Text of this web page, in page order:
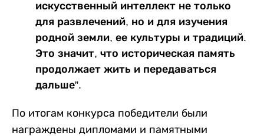
искусственный интеллект не только
для развлечений, но и для изучения
родной земли, ее культуры и традиций.
Это значит, что историческая память
продолжает жить и передаваться
дальше”.
По итогам конкурса победители были
награждены дипломами и памятными